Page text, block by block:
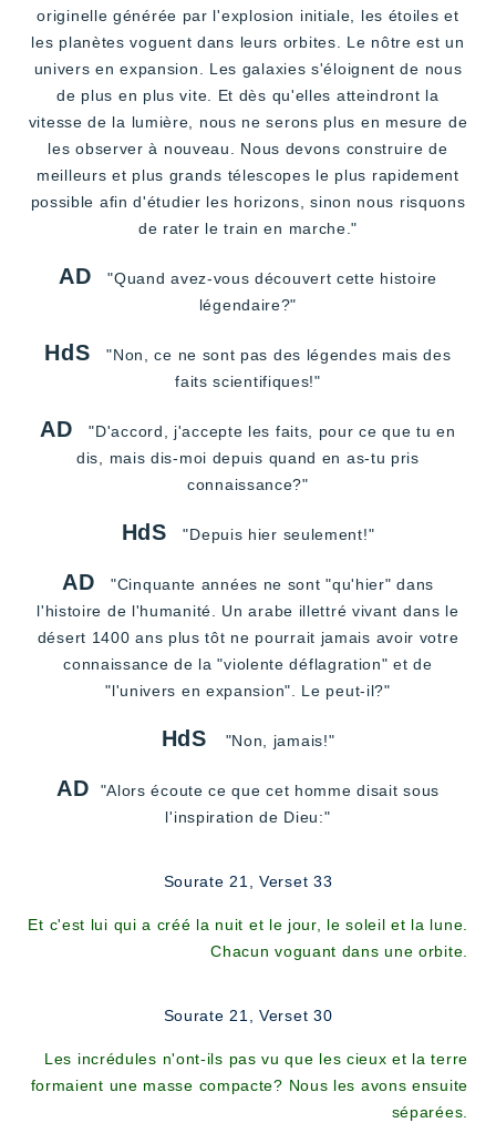
originelle générée par l'explosion initiale, les étoiles et
les planètes voguent dans leurs orbites. Le nôtre est un
univers en expansion. Les galaxies s'éloignent de nous
de plus en plus vite. Et dès qu'elles atteindront la
vitesse de la lumière, nous ne serons plus en mesure de
les observer à nouveau. Nous devons construire de
meilleurs et plus grands télescopes le plus rapidement
possible afin d'étudier les horizons, sinon nous risquons
de rater le train en marche."
AD
"Quand avez-vous découvert cette histoire
légendaire?"
HdS
"Non, ce ne sont pas des légendes mais des
faits scientifiques!"
AD
"D'accord, j'accepte les faits, pour ce que tu en
dis, mais dis-moi depuis quand en as-tu pris
connaissance?"
HdS "Depuis hier seulement!"
AD
"Cinquante années ne sont "qu'hier" dans
l'histoire de l'humanité. Un arabe illettré vivant dans le
désert 1400 ans plus tôt ne pourrait jamais avoir votre
connaissance de la "violente déflagration" et de
"l'univers en expansion". Le peut-il?"
HdS "Non, jamais!"
AD
"Alors écoute ce que cet homme disait sous
l'inspiration de Dieu:"
Sourate 21, Verset 33
Et c'est lui qui a créé la nuit et le jour, le soleil et la lune.
Chacun voguant dans une orbite.
Sourate 21, Verset 30
Les incrédules n'ont-ils pas vu que les cieux et la terre
formaient une masse compacte? Nous les avons ensuite
séparées.